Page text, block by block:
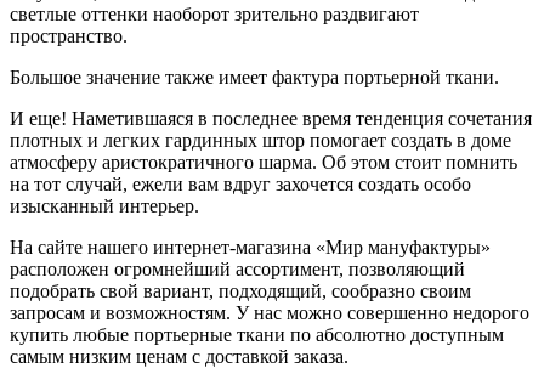
светлые оттенки наоборот зрительно раздвигают
пространство.
Большое значение также имеет фактура портьерной ткани.
И еще! Наметившаяся в последнее время тенденция сочетания
плотных и легких гардинных штор помогает создать в доме
атмосферу аристократичного шарма. Об этом стоит помнить
на тот случай, ежели вам вдруг захочется создать особо
изысканный интерьер.
На сайте нашего интернет-магазина «Мир мануфактуры»
расположен огромнейший ассортимент, позволяющий
подобрать свой вариант, подходящий, сообразно своим
запросам и возможностям. У нас можно совершенно недорого
купить любые портьерные ткани по абсолютно доступным
самым низким ценам с доставкой заказа.